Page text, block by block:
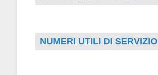
NUMERI UTILI DI SERVIZIO